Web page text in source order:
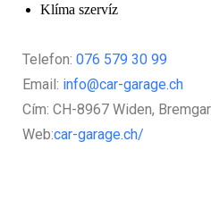
Klíma szervíz
Telefon: 076 579 30 99
Email: info@car-garage.ch
Cím: CH-8967 Widen,
Web:car-garage.ch/